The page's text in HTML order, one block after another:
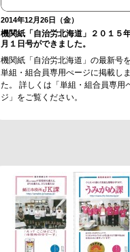
2014年12月26日（金）
機関紙「自治労北海道」２０１５
月１日号ができました。
機関紙「自治労北海道」の最新号
単組・組合員専用ぺージに掲載し
た。 詳しくは「単組・組合員専用
ジ」をご覧ください。